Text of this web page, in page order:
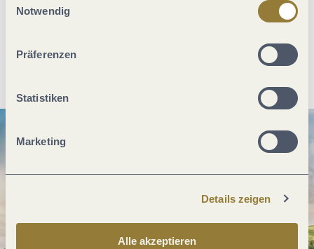
jederzeit widerrufen werden. Mit der Auswahl "Alle
ablehnen" kann es zu Beeinträchtigungen in der Nutzung
Notwendig
Präferenzen
Statistiken
Marketing
Details zeigen
Alle akzeptieren
PDF erzeugen